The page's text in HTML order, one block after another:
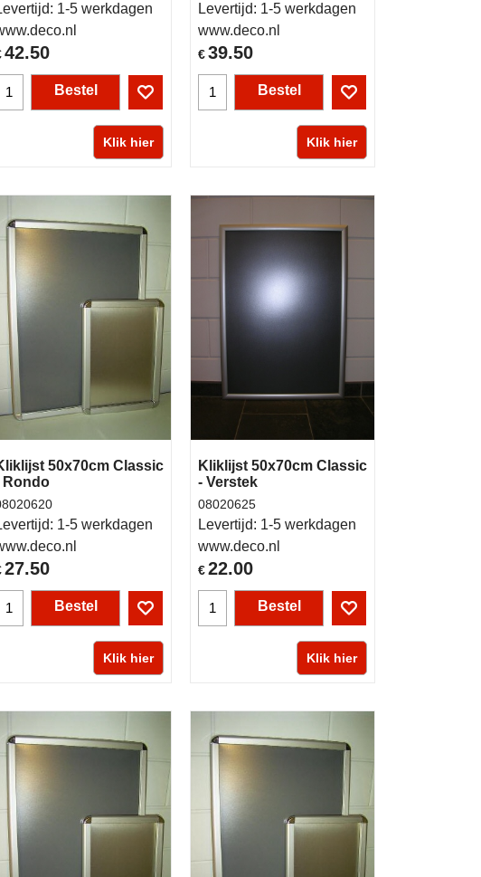
42.50
1-5 werkdagen
Bestel
Klik hier
€39.50
Levertijd: 1-5 werkdagen
www.deco.nl
Bestel
Klik hier
50x70cm Classic
Rondo
27.50
1-5 werkdagen
Bestel
Klik hier
Kliklijst 50x70cm Classic
- Verstek
€22.00
08020625
Levertijd: 1-5 werkdagen
www.deco.nl
Bestel
Klik hier